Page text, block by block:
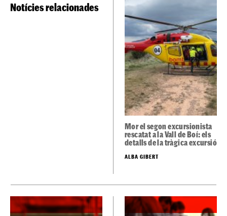
Notícies relacionades
Mor el segon excursionista
rescatat a la Vall de Boí: els
detalls de la tràgica excursió
ALBA GIBERT